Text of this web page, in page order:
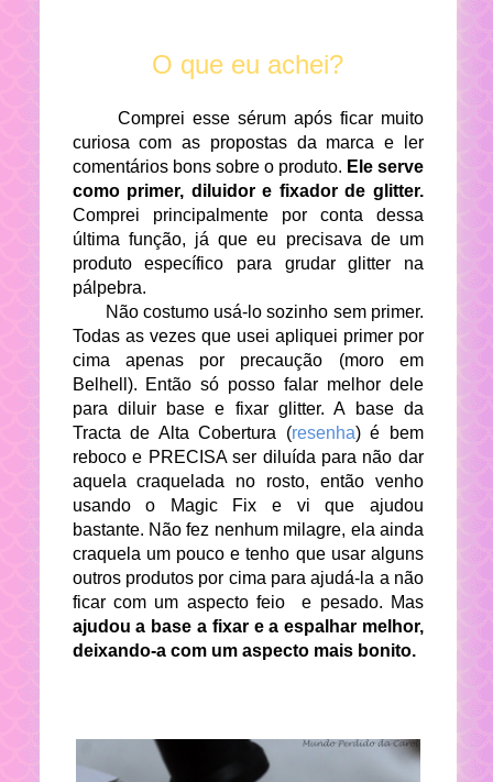
O que eu achei?
Comprei esse sérum após ficar muito
curiosa com as propostas da marca e ler
comentários bons sobre o produto. Ele serve
como primer, diluidor e fixador de glitter.
Comprei principalmente por conta dessa
última função, já que eu precisava de um
produto específico para grudar glitter na
pálpebra.
Não costumo usá-lo sozinho sem primer.
Todas as vezes que usei apliquei primer por
cima apenas por precaução (moro em
Belhell). Então só posso falar melhor dele
para diluir base e fixar glitter. A base da
Tracta de Alta Cobertura (resenha) é bem
reboco e PRECISA ser diluída para não dar
aquela craquelada no rosto, então venho
usando o Magic Fix e vi que ajudou
bastante. Não fez nenhum milagre, ela ainda
craquela um pouco e tenho que usar alguns
outros produtos por cima para ajudá-la a não
ficar com um aspecto feio e pesado. Mas
ajudou a base a fixar e a espalhar melhor,
deixando-a com um aspecto mais bonito.